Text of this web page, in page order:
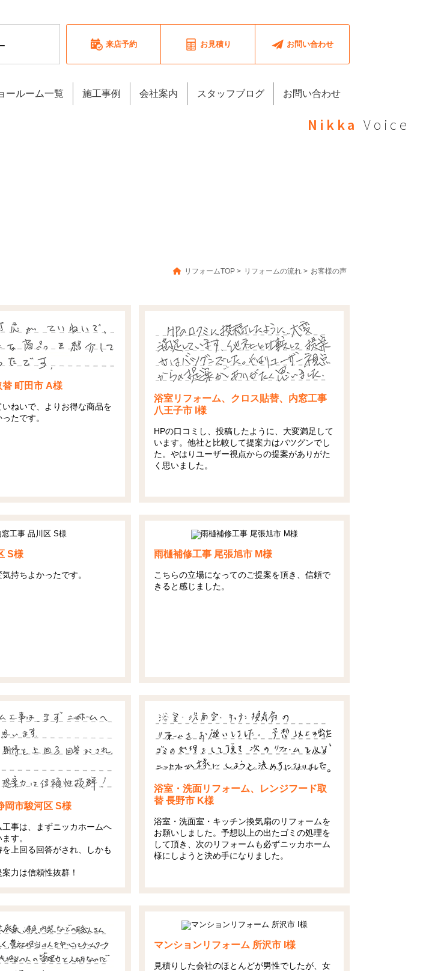
来店予約 お見積り お問い合わせ
ールーム一覧 施工事例 会社案内 スタッフブログ お問い合わせ
Nikka Voice
リフォームTOP > リフォームの流れ > お客様の声
町田市 A様
ねいで、よりお得な商品を
たです。
浴室リフォーム、クロス貼替、内窓工事
八王子市 I様
HPの口コミし、投稿したように、大変満足して
います。他社と比較して提案力はバツグンでし
た。やはりユーザー視点からの提案がありがた
く思いました。
S様
持ちよかったです。
雨樋補修工事 尾張旭市 M様
こちらの立場になってのご提案を頂き、信頼で
きると感じました。
岡市駿河区 S様
事は、まずニッカホームへ
す。
上回る回答がされ、しかも
力は信頼性抜群！
浴室・洗面リフォーム、レンジフード取
替 長野市 K様
浴室・洗面室・キッチン換気扇のリフォームを
お願いしました。予想以上の出たゴミの処理を
して頂き、次のリフォームも必ずニッカホーム
様にしようと決め手になりました。
マンションリフォーム 所沢市 I様
見積りした会社のほとんどが男性でしたが、女